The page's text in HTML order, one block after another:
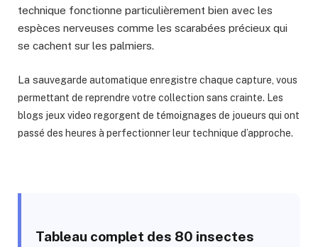
technique fonctionne particulièrement bien avec les
espèces nerveuses comme les scarabées précieux qui
se cachent sur les palmiers.
La sauvegarde automatique enregistre chaque capture, vous
permettant de reprendre votre collection sans crainte. Les
blogs jeux video regorgent de témoignages de joueurs qui ont
passé des heures à perfectionner leur technique d’approche.
Tableau complet des 80 insectes